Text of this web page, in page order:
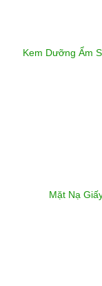
Kem Dưỡng Ẩm
Mặt Nạ